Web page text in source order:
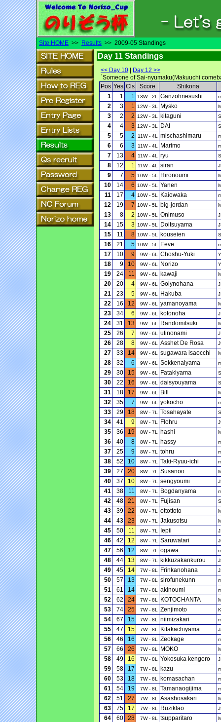
Site HOME >> Results >> 2009-05 Standings
Day 11 Standings
<< Day 10
Day 12 >>
`Someone of Sai-nyumaku(Makuuchi
Pos Yes Cls Score Shikona
1
1 1 13W - 2L Ganzohnesushi
2 3 1 12W - 3L Mysko
3 2 2 12W - 3L kitaguni
4 4 3 12W - 3L DAI
5 5 2 11W - 4L mischashimaru
6 6 3 11W - 4L Marimo
7 13 4 11W - 4L ryu
8 12 1 11W - 4L siran
9 7 5 10W - 5L Hironoumi
10 14 6 10W - 5L Yanen
11 17 4 10W - 5L Kaiowaka
12 19 7 10W - 5L big-jordan
13 8 2 10W - 5L Onimuso
14 15 3 10W - 5L Doitsuyama
15 11 8 10W - 5L kouseien
16 21 5 10W - 5L Eeve
17 10 9 9W - 6L Choshu-Yuki
18 9 10 9W - 6L Norizo
19 24 11 9W - 6L kawaji
20 20 4 9W - 6L Golynohana
21 23 5 9W - 6L Hakuba
22 16 12 9W - 6L yamanoyama
23 34 6 9W - 6L kotonoha
24 31 13 9W - 6L Randomitsuki
25 26 7 9W - 6L utinonami
26 28 8 9W - 6L Asshet De Rosa
27 33 14 9W - 6L sugawara isaocchi
28 32 6 9W - 6L Sokkenaiyama
29 30 15 9W - 6L Fatakiyama
30 22 16 9W - 6L daisyouyama
31 18 17 9W - 6L Bill
32 35 7 9W - 6L yokocho
33 29 18 8W - 7L Tosahayate
34 41 9 8W - 7L Flohru
35 36 19 8W - 7L hashi
36 40 8 8W - 7L hassy
37 25 9 8W - 7L tohru
38 52 10 8W - 7L Taki-Ryuu-ichi
39 27 20 8W - 7L Susanoo
40 37 10 8W - 7L sengyoumi
41 38 11 8W - 7L Bogdanyama
42 48 21 8W - 7L Fujisan
43 39 22 8W - 7L ottottoto
44 43 23 8W - 7L Jakusotsu
45 50 11 8W - 7L Iepii
46 42 12 8W - 7L Saruwatari
47 56 12 8W - 7L ogawa
48 44 13 8W - 7L kikkuzakankurou
49 45 14 7W - 8L Frinkanohana
50 57 13 7W - 8L sirofunekunn
51 61 14 7W - 8L akinoumi
52 62 24 7W - 8L KOTOCHANTA
53 74 25 7W - 8L Zenjimoto
54 67 15 7W - 8L niimizakari
55 47 15 7W - 8L Kitakachiyama
56 46 16 7W - 8L Zeokage
57 66 26 7W - 8L MOKO
58 49 16 7W - 8L Yokosuka kengoro
59 58 17 7W - 8L kazu
60 53 18 7W - 8L komasachan
61 54 19 7W - 8L Tamanaogijima
62 51 27 7W - 8L Asashosakari
63 75 17 7W - 8L Ruziklao
64 60 28 7W - 8L tsupparitaro